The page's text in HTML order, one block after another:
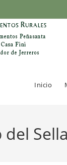
Inicio
del Sella